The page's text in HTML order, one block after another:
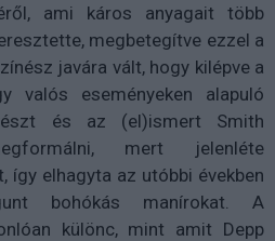
ami káros anyagait több
megbetegítve ezzel a
javára vált, hogy kilépve a
valós eseményeken alapuló
és az (el)ismert Smith
mert jelenléte
így elhagyta az utóbbi években
bohókás manírokat. A
különc, mint amit Depp